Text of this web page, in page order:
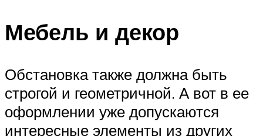
Мебель и декор
Обстановка также должна быть
строгой и геометричной. А вот в ее
оформлении уже допускаются
интересные элементы из других